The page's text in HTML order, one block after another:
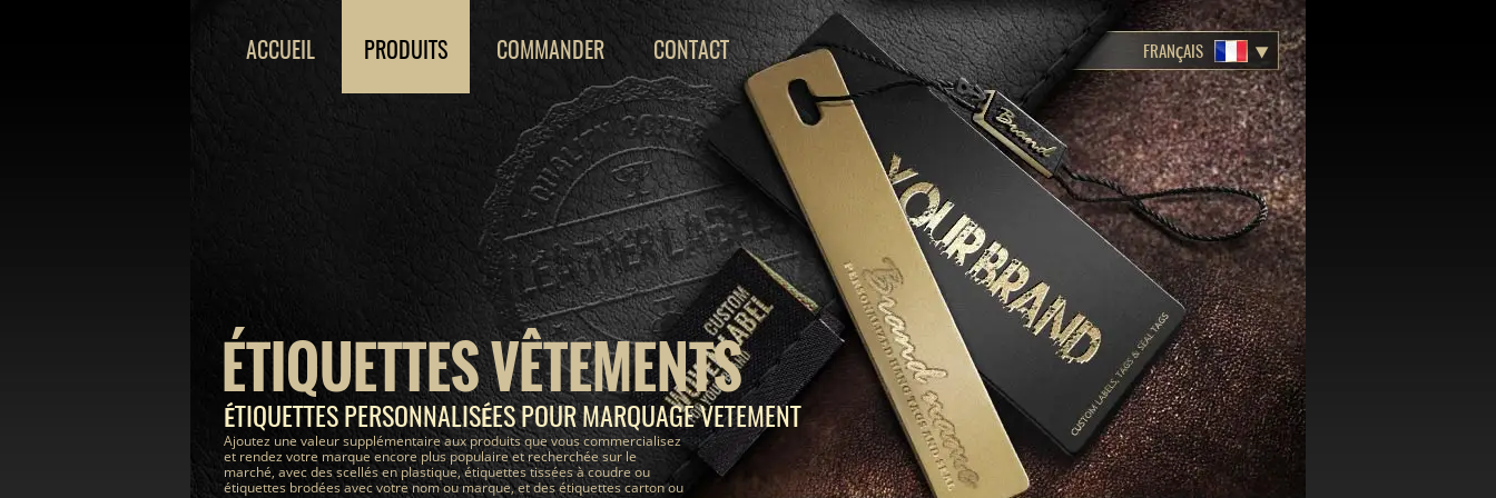
ÉTIQUETTES VÊTEMENTS
ÉTIQUETTES PERSONNALISÉES POUR MARQUAGE VETEMENT
Ajoutez une valeur supplémentaire aux produits que vous commercialisez
et rendez votre marque encore plus populaire et recherchée sur le
marché, avec des scellés en plastique, étiquettes tissées à coudre ou
étiquettes brodées avec votre nom ou marque, et des étiquettes carton ou
ACCUEIL PRODUITS COMMANDER CONTACT FRANÇAIS